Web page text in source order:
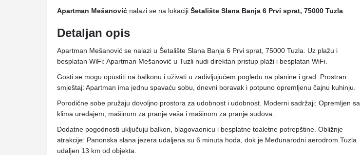
Apartman Mešanović nalazi se na lokaciji Šetalište Slana Banja 6 Prvi sprat, 75000 Tuzla
Detaljan opis
Apartman Mešanović se nalazi u Šetalište Slana Banja 6 Prvi sprat, 75000 Tuzla. Uz plažu i
besplatan WiFi: Apartman Mešanović u Tuzli nudi direktan pristup plaži i besplatan WiFi.
Gosti se mogu opustiti na balkonu i uživati ​​u zadivljujućem pogledu na planine i grad. Prostran
smještaj: Apartman ima jednu spavaću sobu, dnevni boravak i potpuno opremljenu čajnu kuhinju.
Porodične sobe pružaju dovoljno prostora za udobnost i udobnost. Moderni sadržaji: Opremljen sa
klima uređajem, mašinom za pranje veša i mašinom za pranje sudova.
Dodatne pogodnosti uključuju balkon, blagovaonicu i besplatne toaletne potrepštine. Obližnje
atrakcije: Panonska slana jezera udaljena su 6 minuta hoda, dok je Međunarodni aerodrom Tuzla
udaljen 13 km od objekta.